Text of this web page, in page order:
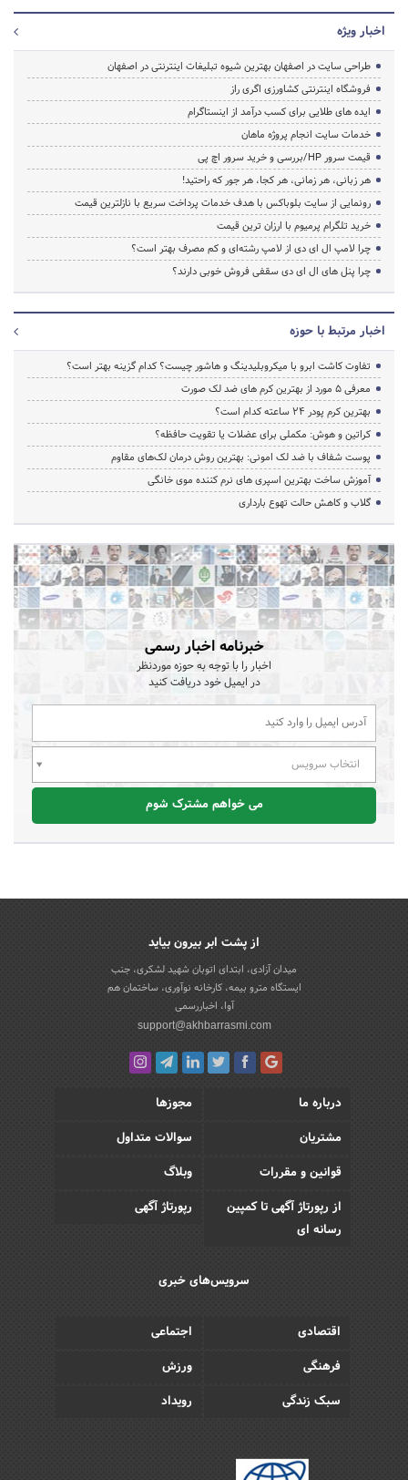
اخبار ویژه
طراحی سایت در اصفهان بهترین شیوه تبلیغات اینترنتی در اصفهان
فروشگاه اینترنتی کشاورزی اگری راز
ایده های طلایی برای کسب درآمد از اینستاگرام
خدمات سایت انجام پروژه ماهان
قیمت سرور HP/بررسی و خرید سرور اچ پی
هر زبانی، هر زمانی، هر کجا، هر جور که راحتید!
رونمایی از سایت بلوباکس با هدف خدمات پرداخت سریع با نازلترین قیمت
خرید تلگرام پرمیوم با ارزان ترین قیمت
چرا لامپ ال ای دی از لامپ رشته‌ای و کم مصرف بهتر است؟
چرا پنل های ال ای دی سقفی فروش خوبی دارند؟
اخبار مرتبط با حوزه
تفاوت کاشت ابرو با میکروبلیدینگ و هاشور چیست؟ کدام گزینه بهتر است؟
معرفی 5 مورد از بهترین کرم های ضد لک صورت
بهترین کرم پودر 24 ساعته کدام است؟
کراتین و هوش: مکملی برای عضلات یا تقویت حافظه؟
پوست شفاف با ضد لک امونی: بهترین روش درمان لک‌های مقاوم
آموزش ساخت بهترین اسپری های نرم‌ کننده موی خانگی
گلاب و کاهش حالت تهوع بارداری
خبرنامه اخبار رسمی
اخبار را با توجه به حوزه موردنظر
در ایمیل خود دریافت کنید
انتخاب سرویس
می خواهم مشترک شوم
از پشت ابر بیرون بیاید
میدان آزادی، ابتدای اتوبان شهید لشکری، جنب
ایستگاه مترو بیمه، کارخانه نوآوری، ساختمان هم
آوا، اخباررسمی
support@akhbarrasmi.com
درباره ما
مجوزها
مشتریان
سوالات متداول
قوانین و مقررات
وبلاگ
از رپورتاژ آگهی تا کمپین
رسانه ای
رپورتاژ آگهی
سرویس‌های خبری
اقتصادی
اجتماعی
فرهنگی
ورزش
سبک زندگی
رویداد